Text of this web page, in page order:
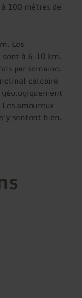
100 mètres de
Les
à 6-10 km.
par semaine.
calcaire
amoureux
sentent bien.